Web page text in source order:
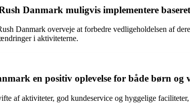
Danmark muligvis implementere
Danmark overveje at forbedre vedligeholdelsen af
i aktiviteterne.
en positiv oplevelse for både børn og
af aktiviteter, god kundeservice og hyggelige